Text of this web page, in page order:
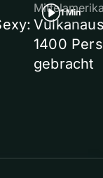
1 Min
1400
gebracht